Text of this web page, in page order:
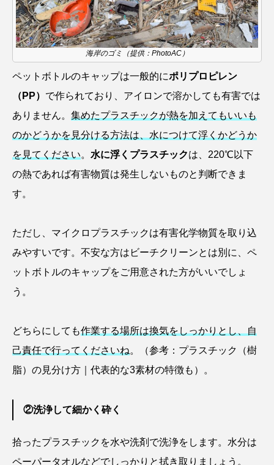
スクミリンゴガイ スズキ スッポン
スナモグリ スベスベマンジュウガニ
スルメイカ ズワイガニ セイウチ
センニンガジ ソウギョ ソウダガツオ
ソトオリイワシ ソラスズメダイ
タイコウチ タイドプール タカエビ
タラバガニ ダイオウイカ ダイオウカサゴ
ダンゴウオ チゴガニ チヌ
チリメンモンスター チンアナゴ
ツキヒハナダイ テナガエビ デンキウナギ
ドキュメンタリー ドジョウ ドスイカ
海岸のゴミ（提供：PhotoAC）
ペットボトルのキャップは一般的にポリプロピレン
（PP） で作られており、アイロンで溶かしても有害では
ありません。 集めたプラスチックが熱を加えてもいいも
のかどうかを見分ける方法は、水につけて浮くかどうか
を見てください。 水に浮くプラスチックは、220℃以下
の熱であれば有害物質は発生しないものと判断できま
す。
ただし、マイクロプラスチックは有害化学物質を取り込
みやすいです。不安な方はビーチクリーンとは別に、ペ
ットボトルのキャップをご用意された方がいいでしょ
う。
どちらにしても作業する場所は換気をしっかりとし、自
己責任で行ってくださいね。（参考： プラスチック（樹
脂）の見分け方｜代表的な3素材の特徴も ）。
②洗浄して細かく砕く
拾ったプラスチックを水や洗剤で洗浄をします。水分は
ペーパータオルなどでしっかりと拭き取りましょう。